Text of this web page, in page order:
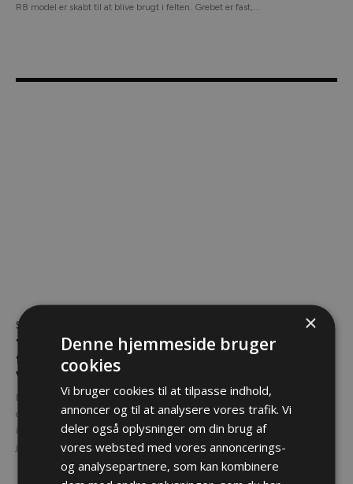
R8 model er skabt til at blive brugt i felten. Grebet er fast,...
Skydning
Test: GAIM – Er
fremtidens jagttræning
virtuel?
En lille heads-up, før du træder op i
det virtuelle jagttårn Hvis du har et
indtryk af, at der er tale om endnu en
jagt-app...
Våbentilladelse i Italien
tålmodighed, hvis man vil have
våbentilladelse i Italien.
×
Denne hjemmeside bruger
cookies
Vi bruger cookies til at tilpasse indhold,
annoncer og til at analysere vores trafik. Vi
deler også oplysninger om din brug af
vores websted med vores annoncerings-
og analysepartnere, som kan kombinere